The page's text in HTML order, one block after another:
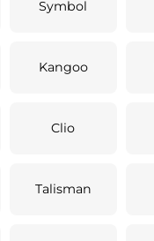
Symbol
Kangoo
Clio
Talisman